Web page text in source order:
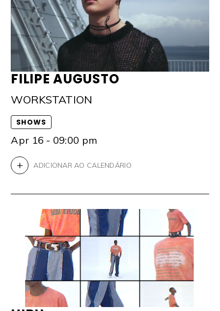
FILIPE AUGUSTO
WORKSTATION
SHOWS
Apr 16 - 09:00 pm
+ ADICIONAR AO CALENDÁRIO